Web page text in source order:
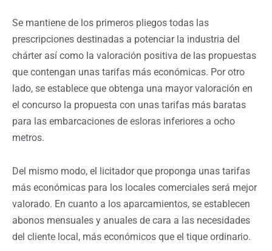
Se mantiene de los primeros pliegos todas las
prescripciones destinadas a potenciar la industria del
chárter así como la valoración positiva de las propuestas
que contengan unas tarifas más económicas. Por otro
lado, se establece que obtenga una mayor valoración en
el concurso la propuesta con unas tarifas más baratas
para las embarcaciones de esloras inferiores a ocho
metros.
Del mismo modo, el licitador que proponga unas tarifas
más económicas para los locales comerciales será mejor
valorado. En cuanto a los aparcamientos, se establecen
abonos mensuales y anuales de cara a las necesidades
del cliente local, más económicos que el tique ordinario.